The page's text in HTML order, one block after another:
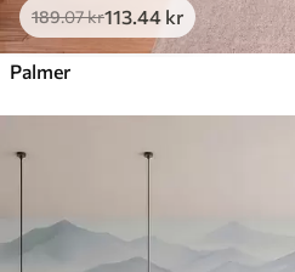
189.07kr113.44 kr
Palmer